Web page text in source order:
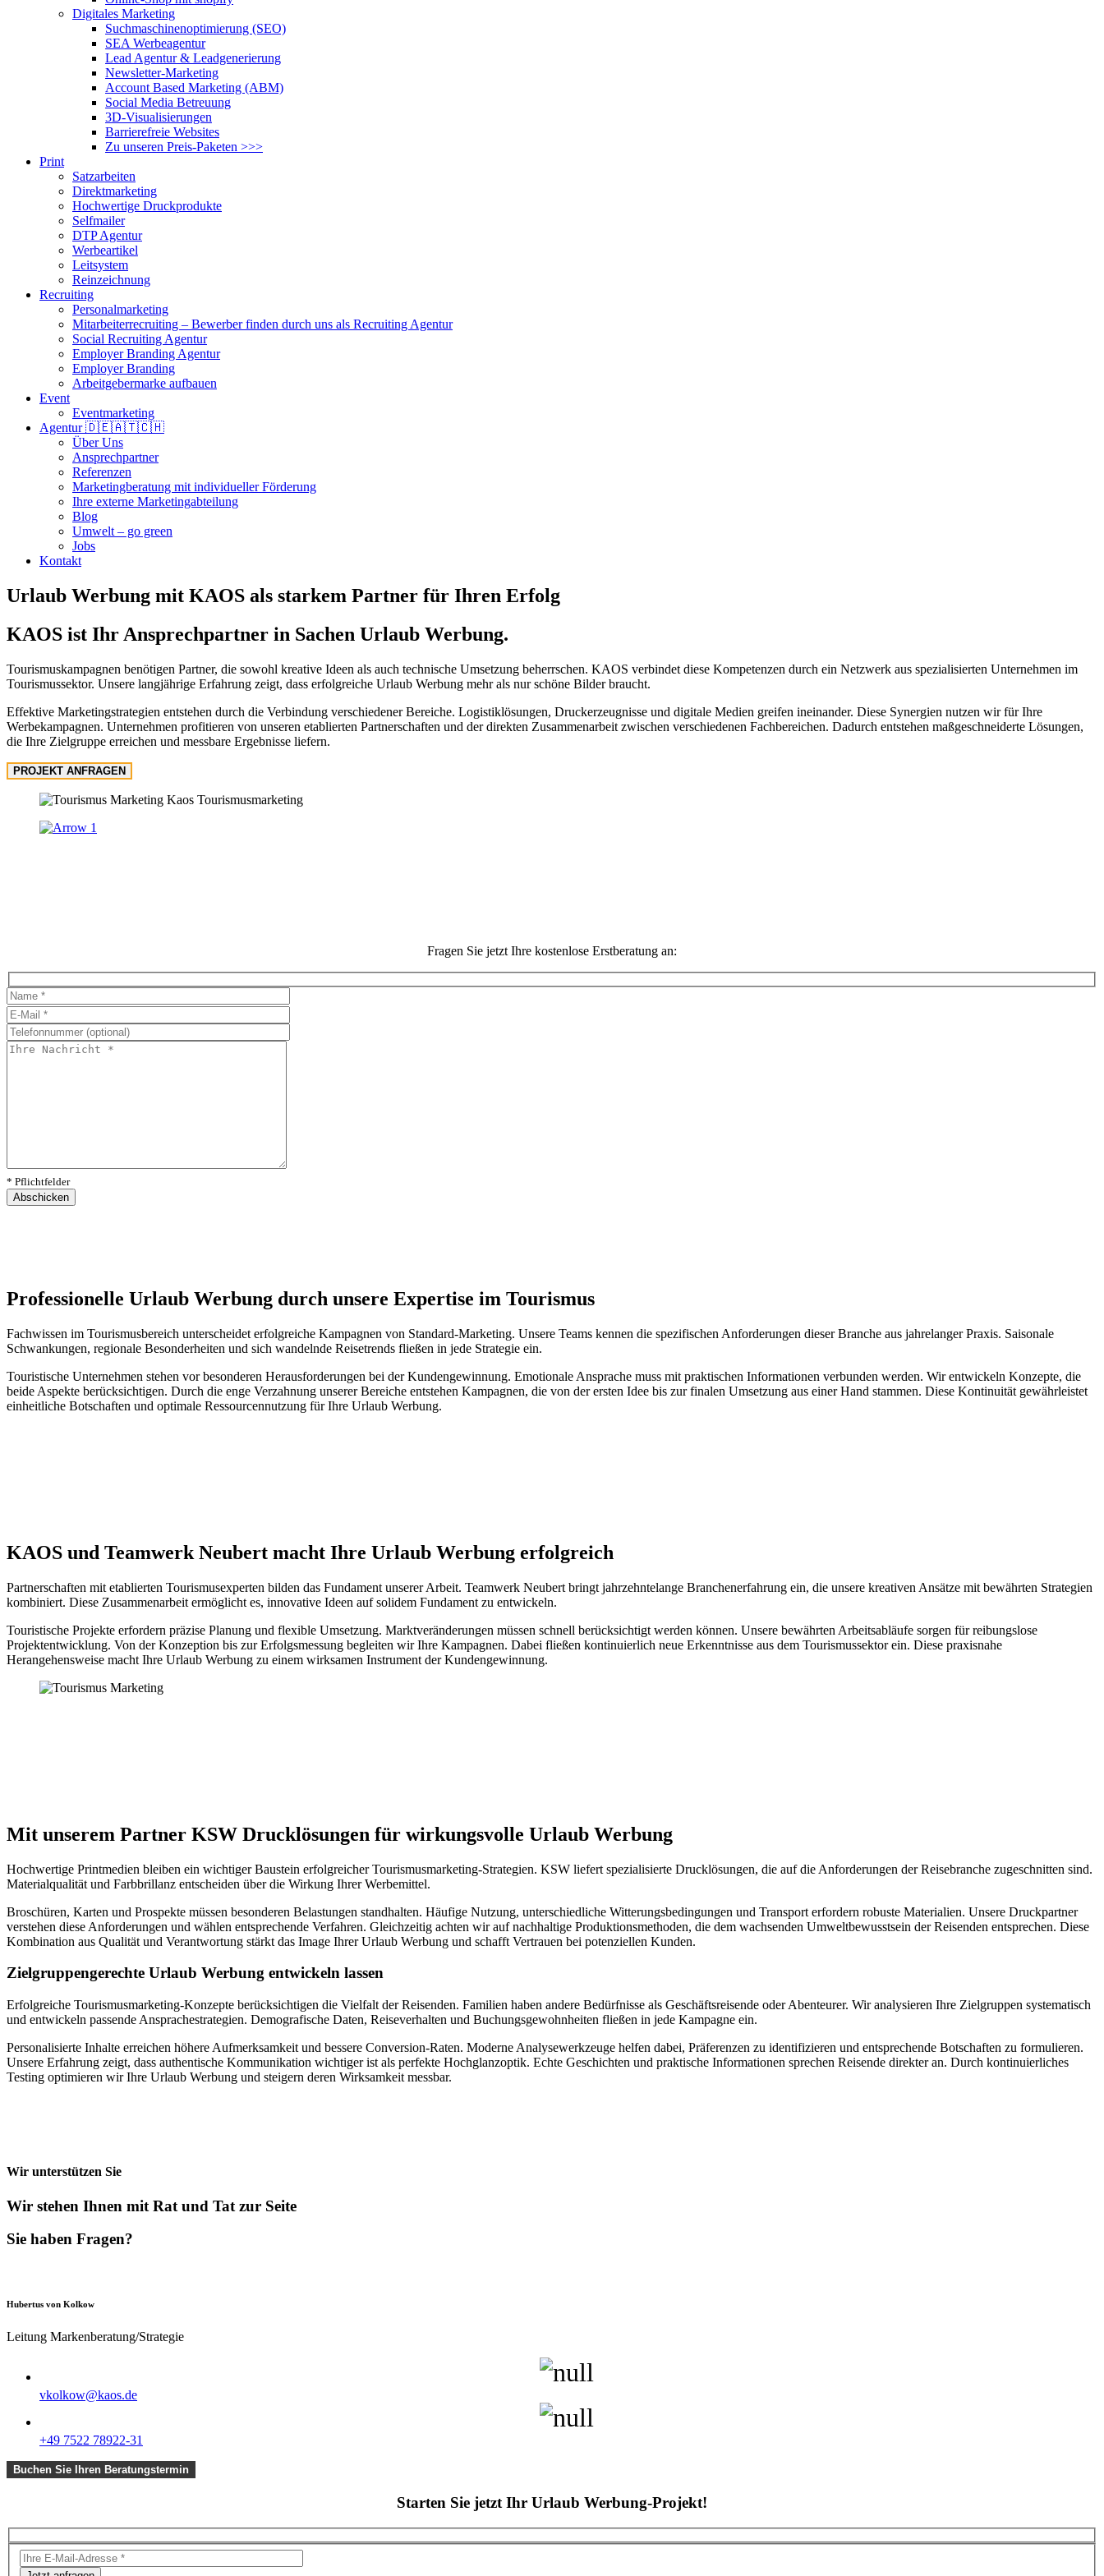
Digitales Marketing
Suchmaschinenoptimierung (SEO)
SEA Werbeagentur
Lead Agentur & Leadgenerierung
Newsletter-Marketing
Account Based Marketing (ABM)
Social Media Betreuung
3D-Visualisierungen
Barrierefreie Websites
Zu unseren Preis-Paketen >>>
Print
Satzarbeiten
Direktmarketing
Hochwertige Druckprodukte
Selfmailer
DTP Agentur
Werbeartikel
Leitsystem
Reinzeichnung
Recruiting
Personalmarketing
Mitarbeiterrecruiting – Bewerber finden durch uns als Recruiting Agentur
Social Recruiting Agentur
Employer Branding Agentur
Employer Branding
Arbeitgebermarke aufbauen
Event
Eventmarketing
Agentur 🇩🇪🇦🇹🇨🇭
Über Uns
Ansprechpartner
Referenzen
Marketingberatung mit individueller Förderung
Ihre externe Marketingabteilung
Blog
Umwelt – go green
Jobs
Kontakt
Urlaub Werbung mit KAOS als starkem Partner für Ihren Erfolg
KAOS ist Ihr Ansprechpartner in Sachen Urlaub Werbung.
Tourismuskampagnen benötigen Partner, die sowohl kreative Ideen als auch technische Umsetzung beherrschen. KAOS verbindet diese Kompetenzen durch ein Netzwerk aus spezialisierten Unternehmen im
Tourismussektor. Unsere langjährige Erfahrung zeigt, dass erfolgreiche Urlaub Werbung mehr als nur schöne Bilder braucht.
Effektive Marketingstrategien entstehen durch die Verbindung verschiedener Bereiche. Logistiklösungen, Druckerzeugnisse und digitale Medien greifen ineinander. Diese Synergien nutzen wir für Ihre
Werbekampagnen. Unternehmen profitieren von unseren etablierten Partnerschaften und der direkten Zusammenarbeit zwischen verschiedenen Fachbereichen. Dadurch entstehen maßgeschneiderte Lösungen,
die Ihre Zielgruppe erreichen und messbare Ergebnisse liefern.
PROJEKT ANFRAGEN
Fragen Sie jetzt Ihre kostenlose Erstberatung an:
Bitte
lasse
dieses
Feld
Bitte
lasse
dieses
* Pflichtfelder
Professionelle Urlaub Werbung durch unsere Expertise im Tourismus
Fachwissen im Tourismusbereich unterscheidet erfolgreiche Kampagnen von Standard-Marketing. Unsere Teams kennen die spezifischen Anforderungen dieser Branche aus jahrelanger Praxis. Saisonale
Schwankungen, regionale Besonderheiten und sich wandelnde Reisetrends fließen in jede Strategie ein.
Touristische Unternehmen stehen vor besonderen Herausforderungen bei der Kundengewinnung. Emotionale Ansprache muss mit praktischen Informationen verbunden werden. Wir entwickeln Konzepte, die
beide Aspekte berücksichtigen. Durch die enge Verzahnung unserer Bereiche entstehen Kampagnen, die von der ersten Idee bis zur finalen Umsetzung aus einer Hand stammen. Diese Kontinuität gewährleistet
einheitliche Botschaften und optimale Ressourcennutzung für Ihre Urlaub Werbung.
KAOS und Teamwerk Neubert macht Ihre Urlaub Werbung erfolgreich
Partnerschaften mit etablierten Tourismusexperten bilden das Fundament unserer Arbeit. Teamwerk Neubert bringt jahrzehntelange Branchenerfahrung ein, die unsere kreativen Ansätze mit bewährten Strategien
kombiniert. Diese Zusammenarbeit ermöglicht es, innovative Ideen auf solidem Fundament zu entwickeln.
Touristische Projekte erfordern präzise Planung und flexible Umsetzung. Marktveränderungen müssen schnell berücksichtigt werden können. Unsere bewährten Arbeitsabläufe sorgen für reibungslose
Projektentwicklung. Von der Konzeption bis zur Erfolgsmessung begleiten wir Ihre Kampagnen. Dabei fließen kontinuierlich neue Erkenntnisse aus dem Tourismussektor ein. Diese praxisnahe
Herangehensweise macht Ihre Urlaub Werbung zu einem wirksamen Instrument der Kundengewinnung.
Mit unserem Partner KSW Drucklösungen für wirkungsvolle Urlaub Werbung
Hochwertige Printmedien bleiben ein wichtiger Baustein erfolgreicher Tourismusmarketing-Strategien. KSW liefert spezialisierte Drucklösungen, die auf die Anforderungen der Reisebranche zugeschnitten sind.
Materialqualität und Farbbrillanz entscheiden über die Wirkung Ihrer Werbemittel.
Broschüren, Karten und Prospekte müssen besonderen Belastungen standhalten. Häufige Nutzung, unterschiedliche Witterungsbedingungen und Transport erfordern robuste Materialien. Unsere Druckpartner
verstehen diese Anforderungen und wählen entsprechende Verfahren. Gleichzeitig achten wir auf nachhaltige Produktionsmethoden, die dem wachsenden Umweltbewusstsein der Reisenden entsprechen. Diese
Kombination aus Qualität und Verantwortung stärkt das Image Ihrer Urlaub Werbung und schafft Vertrauen bei potenziellen Kunden.
Zielgruppengerechte Urlaub Werbung entwickeln lassen
Erfolgreiche Tourismusmarketing-Konzepte berücksichtigen die Vielfalt der Reisenden. Familien haben andere Bedürfnisse als Geschäftsreisende oder Abenteurer. Wir analysieren Ihre Zielgruppen systematisch
und entwickeln passende Ansprachestrategien. Demografische Daten, Reiseverhalten und Buchungsgewohnheiten fließen in jede Kampagne ein.
Personalisierte Inhalte erreichen höhere Aufmerksamkeit und bessere Conversion-Raten. Moderne Analysewerkzeuge helfen dabei, Präferenzen zu identifizieren und entsprechende Botschaften zu formulieren.
Unsere Erfahrung zeigt, dass authentische Kommunikation wichtiger ist als perfekte Hochglanzoptik. Echte Geschichten und praktische Informationen sprechen Reisende direkter an. Durch kontinuierliches
Testing optimieren wir Ihre Urlaub Werbung und steigern deren Wirksamkeit messbar.
Wir unterstützen Sie
Wir stehen Ihnen mit Rat und Tat zur Seite
Sie haben Fragen?
Hubertus von Kolkow
Leitung Markenberatung/Strategie
vkolkow@kaos.de
+49 7522 78922-31
Buchen Sie Ihren Beratungstermin
Starten Sie jetzt Ihr Urlaub Werbung-Projekt!